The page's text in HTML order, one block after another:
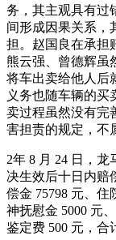
务，其主观具有过
间形成因果关系，
担。赵国良在承担
熊云强、曾德辉虽
将车出卖给他人后
义务也随车辆的买
卖过程虽然没有完
害担责的规定，不
2年 8 月 24 日，
决生效后十日内赔
偿金 75798 元、住
神抚慰金 5000 元
鉴定费 500 元，合